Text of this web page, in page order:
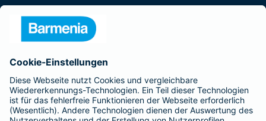
Barmenia ist Teil der BarmeniaGothaer
BELIEBTE SEITEN
Kranken-Zusatzversicherung